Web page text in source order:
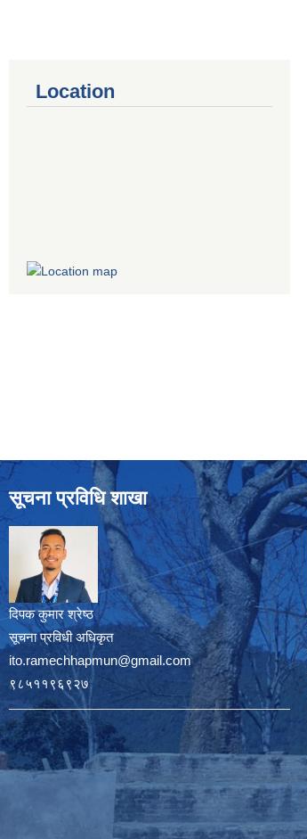
Location
सूचना प्रविधि शाखा
दिपक कुमार श्रेष्ठ
सूचना प्रविधी अधिकृत
ito.ramechhapmun@gmail.com
९८५११९६९२७